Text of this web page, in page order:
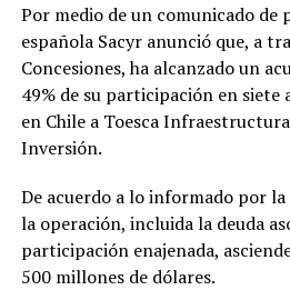
Por medio de un comunicado de
española Sacyr anunció que, a
Concesiones, ha alcanzado un
49% de su participación en siete
en Chile a Toesca
Inversión.
De acuerdo a lo informado por
la operación, incluida la deuda
participación enajenada,
500 millones de dólares.